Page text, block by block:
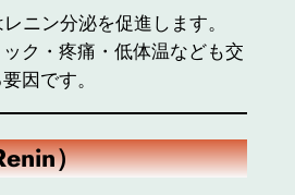
ニン分泌を促進します。
ク・疼痛・低体温なども交
因です。
）